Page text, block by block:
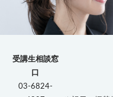
受講生相談窓
口
03-6824-